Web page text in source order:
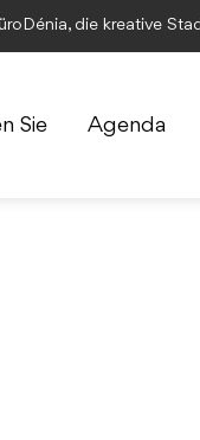
Dénia, die kreative
Sie Agenda